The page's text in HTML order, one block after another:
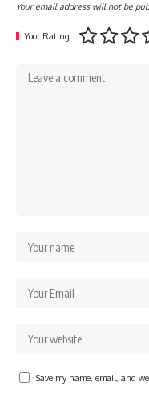
Your email address will not be
Your Rating
Save my name, email, and